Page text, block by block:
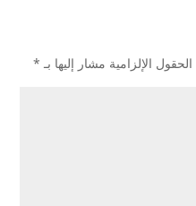
الحقول الإلزامية مشار إليها بـ *